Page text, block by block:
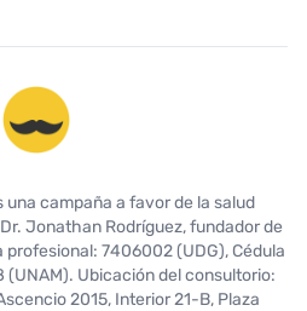
Salud Para Ellos
una campaña a favor de la salud
Jonathan Rodríguez, fundador de
profesional: 7406002 (UDG), Cédula
(UNAM). Ubicación del consultorio:
2015, Interior 21-B, Plaza